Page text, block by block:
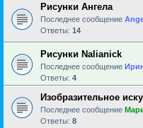
Рисунки Ангела
Последнее сообщение
Ответы: 14
Рисунки Nalianick
Последнее сообщение
Ответы: 4
Изобразительное
Последнее сообщение
Ответы: 8